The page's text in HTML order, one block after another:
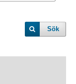
Sök